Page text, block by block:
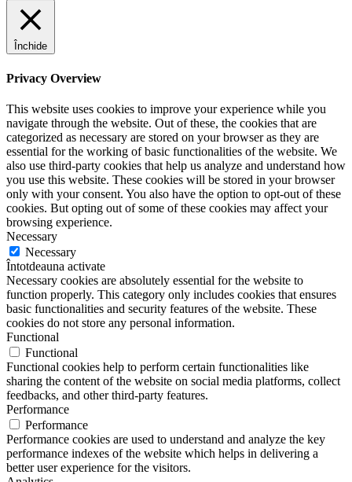
Închide
Privacy Overview
This website uses cookies to improve your experience while you
navigate through the website. Out of these, the cookies that are
categorized as necessary are stored on your browser as they are
essential for the working of basic functionalities of the website. We
also use third-party cookies that help us analyze and understand how
you use this website. These cookies will be stored in your browser
only with your consent. You also have the option to opt-out of these
cookies. But opting out of some of these cookies may affect your
browsing experience.
Necessary
Necessary
Întotdeauna activate
Necessary cookies are absolutely essential for the website to
function properly. This category only includes cookies that ensures
basic functionalities and security features of the website. These
cookies do not store any personal information.
Functional
Functional
Functional cookies help to perform certain functionalities like
sharing the content of the website on social media platforms, collect
feedbacks, and other third-party features.
Performance
Performance
Performance cookies are used to understand and analyze the key
performance indexes of the website which helps in delivering a
better user experience for the visitors.